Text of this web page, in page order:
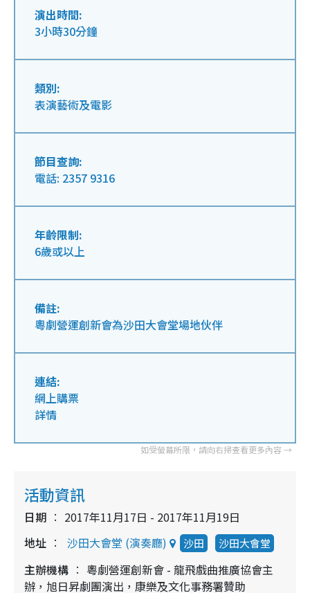
演出時間:
3小時30分鐘
類別:
表演藝術及電影
節目查詢:
電話: 2357 9316
年齡限制:
6歲或以上
備註:
粵劇營運創新會為沙田大會堂場地伙伴
連結:
網上購票
詳情
活動資訊
日期
2017年11月17日 - 2017年11月19日
地址
沙田大會堂 (演奏廳) 沙田 沙田大會堂
主辦機構
粵劇營運創新會 - 龍飛戲曲推廣協會主
辦，旭日昇劇團演出，康樂及文化事務署贊助